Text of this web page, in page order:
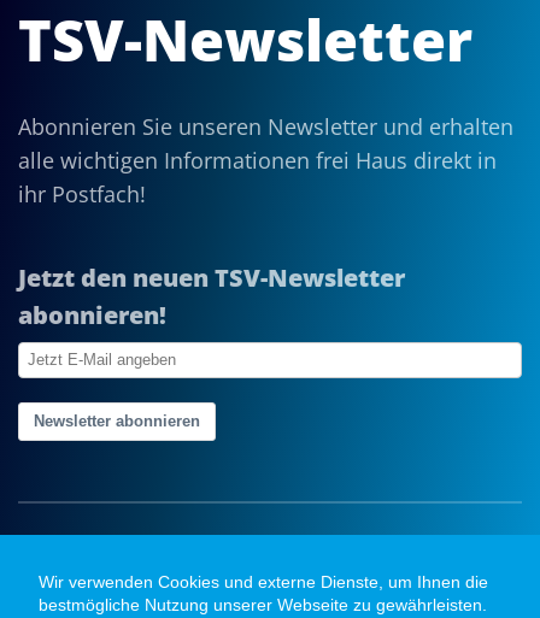
Wir verwenden Cookies und externe Dienste, um Ihnen die
bestmögliche Nutzung unserer Webseite zu gewährleisten.
TSV-Newsletter
Abonnieren Sie unseren Newsletter und erhalten
alle wichtigen Informationen frei Haus direkt in
ihr Postfach!
Jetzt den neuen TSV-Newsletter
abonnieren!
Newsletter abonnieren